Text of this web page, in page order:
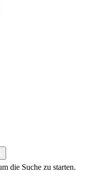
die Suche zu starten.